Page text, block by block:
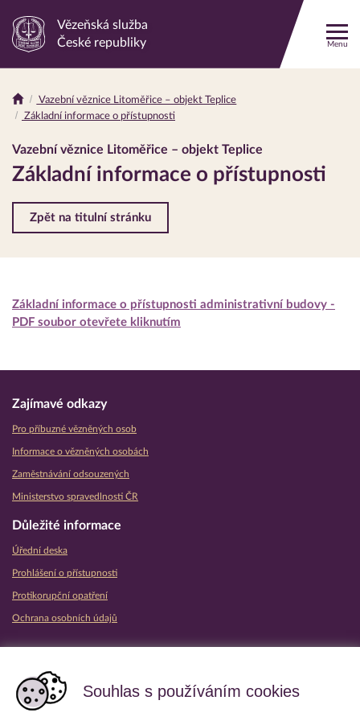
Souhlas s používáním cookies
Odkaz
stránku
Vězeňská služba
České republiky
Menu
Drobečková
Vazební věznice Litoměřice – objekt Teplice
Základní informace o přístupnosti
Vazební věznice Litoměřice – objekt Teplice
Základní informace o přístupnosti
Zpět na titulní stránku
Základní informace o přístupnosti administrativní budovy -
PDF soubor otevřete kliknutím
Zajímavé odkazy
Pro příbuzné vězněných osob
Informace o vězněných osobách
Zaměstnávání odsouzených
Ministerstvo spravedlnosti ČR
Důležité informace
Úřední deska
Prohlášení o přístupnosti
Protikorupční opatření
Ochrana osobních údajů